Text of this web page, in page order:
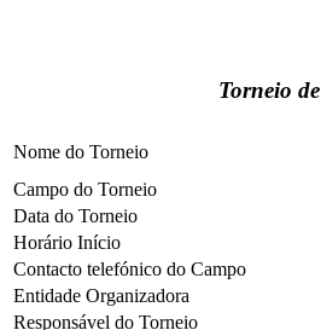
Torneio de
Nome do Torneio
Campo do Torneio
Data do Torneio
Horário Início
Contacto telefónico do Campo
Entidade Organizadora
Responsável do Torneio